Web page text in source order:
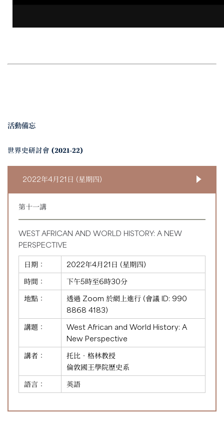
活動備忘
世界史研討會 (2021-22)
2022年4月21日 (星期四)
第十一講
WEST AFRICAN AND WORLD HISTORY: A NEW
PERSPECTIVE
日期：
2022年4月21日 (星期四)
時間：
下午5時至6時30分
地點：
透過 Zoom 於網上進行 (會議 ID: 990
8868 4183)
講題：
West African and World History: A
New Perspective
講者：
托比‧格林教授
倫敦國王學院歷史系
語言：
英語